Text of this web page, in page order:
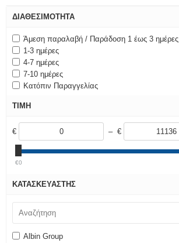
ΔΙΑΘΕΣΙΜΌΤΗΤΑ
Άμεση παραλαβή / Παράδοση 1 έως 3 ημέρες
1-3 ημέρες
4-7 ημέρες
7-10 ημέρες
Κατόπιν Παραγγελίας
ΤΙΜΉ
€ – €
€0
ΚΑΤΑΣΚΕΥΑΣΤΉΣ
Albin Group